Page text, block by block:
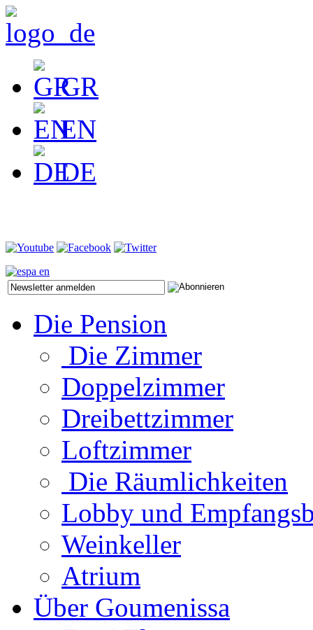
GR
EN
DE
Die Pension
Die Zimmer
Doppelzimmer
Dreibettzimmer
Loftzimmer
Die Räumlichkeiten
Lobby und
Weinkeller
Atrium
Über Goumenissa